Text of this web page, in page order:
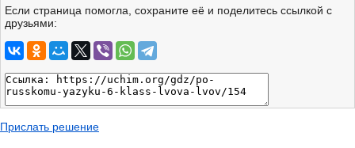
Если страница помогла, сохраните её и поделитесь ссылкой с
друзьями:
Прислать решение